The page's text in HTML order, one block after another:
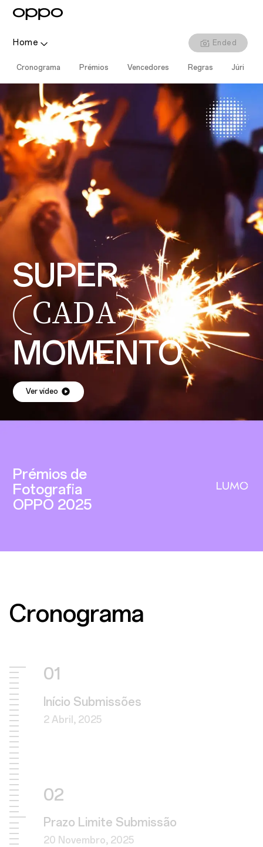
Home Ended
Cronograma Prémios Vencedores Regras Júri
SUPER
CADA
MOMENTO
Ver vídeo
Prémios de
Fotografia
OPPO 2025
Cronograma
01
Início Submissões
2 Abril, 2025
02
Prazo Limite Submissão
20 Novembro, 2025